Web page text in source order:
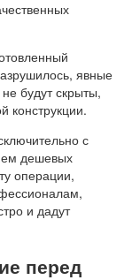
явные
будут скрыты,
конструкции.
с
дешевых
операции,
и дадут
перед